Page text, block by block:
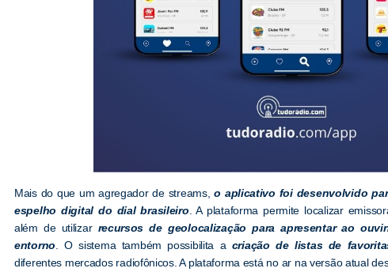
Mais do que um agregador de streams,o aplicativo foi desenvolvido
espelho digital do dial brasileiro . A plataforma permite localizar
além de utilizar recursos de geolocalização para apresentar ao
entorno . O sistema também possibilita a criação de listas de
diferentes mercados radiofônicos. A plataforma está no ar na versão atual